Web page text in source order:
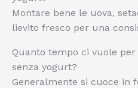
Montare bene le uova,
lievito fresco per una
Quanto tempo ci vuole
senza yogurt?
Generalmente si cuoce in